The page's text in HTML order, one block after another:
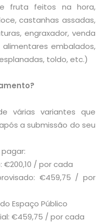
fruta feitos na hora,
castanhas assadas,
engraxador, venda
embalados,
toldo, etc.)
várias variantes que
a submissão do seu
€200,10 / por cada
€459,75 / por
Espaço Público
€459,75 / por cada